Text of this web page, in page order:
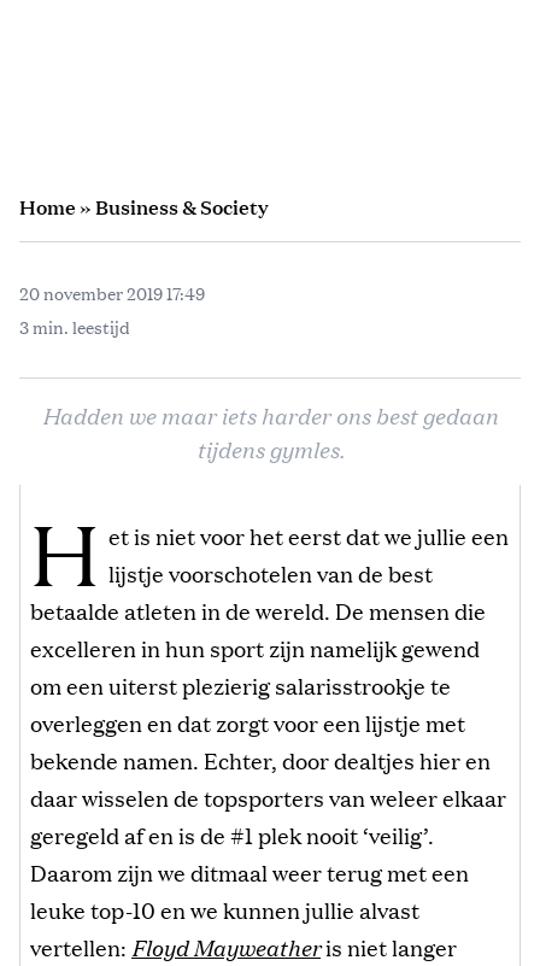
Home»Business & Society
20 november 2019 17:49
3 min. leestijd
Hadden we maar iets harder ons best gedaan
tijdens gymles.
H et is niet voor het eerst dat we jullie een
lijstje voorschotelen van de best
betaalde atleten in de wereld. De mensen die
excelleren in hun sport zijn namelijk gewend
om een uiterst plezierig salarisstrookje te
overleggen en dat zorgt voor een lijstje met
bekende namen. Echter, door dealtjes hier en
daar wisselen de topsporters van weleer elkaar
geregeld af en is de #1 plek nooit ‘veilig’.
Daarom zijn we ditmaal weer terug met een
leuke top-10 en we kunnen jullie alvast
vertellen: Floyd Mayweatheris niet langer